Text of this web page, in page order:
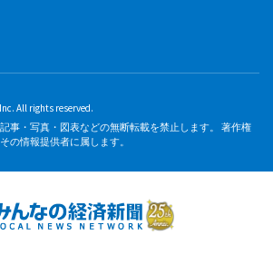
All rights reserved.
事・写真・図表などの無断転載を禁止します。 著作権
の情報提供者に属します。